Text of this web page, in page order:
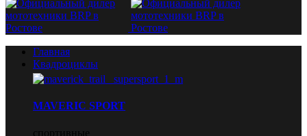
Главная
Квадроциклы
MAVERIC SPORT
спортивные